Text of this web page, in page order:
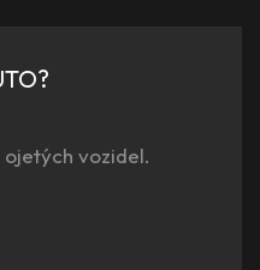
vozidel.